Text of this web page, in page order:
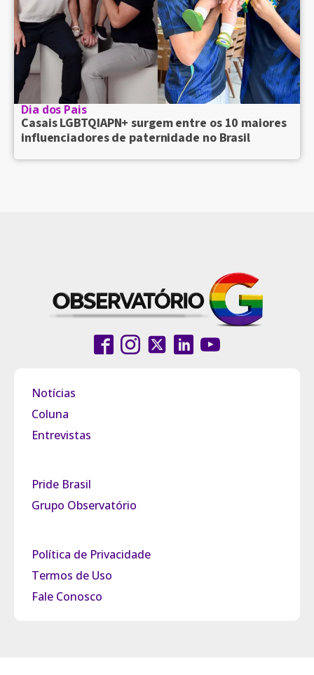
Dia dos Pais
Casais LGBTQIAPN+ surgem entre os 10 maiores
influenciadores de paternidade no Brasil
Notícias
Coluna
Entrevistas
Pride Brasil
Grupo Observatório
Política de Privacidade
Termos de Uso
Fale Conosco